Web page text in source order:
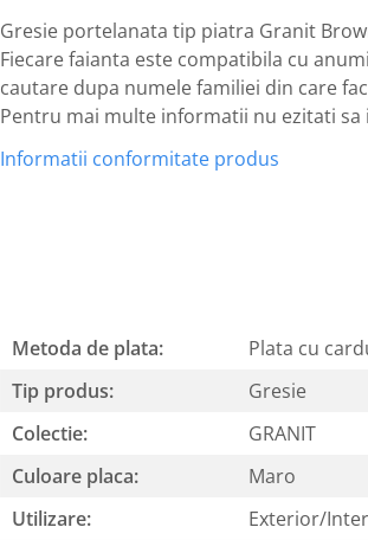
Gresie portelanata tip piatra Granit
Fiecare faianta este compatibila cu
cautare dupa numele familiei din care
Pentru mai multe informatii nu ezitati
Informatii conformitate produs
Metoda de plata:
Plata cu
Tip produs:
Gresie
Colectie:
GRANIT
Culoare placa:
Maro
Utilizare:
Exterior/